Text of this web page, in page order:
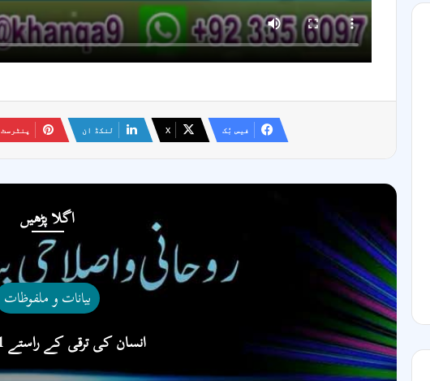
فیس بُک X لنکڈ ان پنٹرسٹ
اگلا پڑھیں
بیانات و ملفوظات
انسان کی ترقی کے راستے 4.09.2021